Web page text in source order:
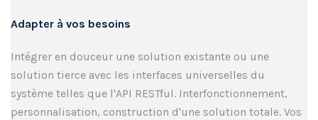
Adapter à vos besoins
Intégrer en douceur une solution existante ou une
solution tierce avec les interfaces universelles du
système telles que l'API RESTful. Interfonctionnement,
personnalisation, construction d'une solution totale. Vos